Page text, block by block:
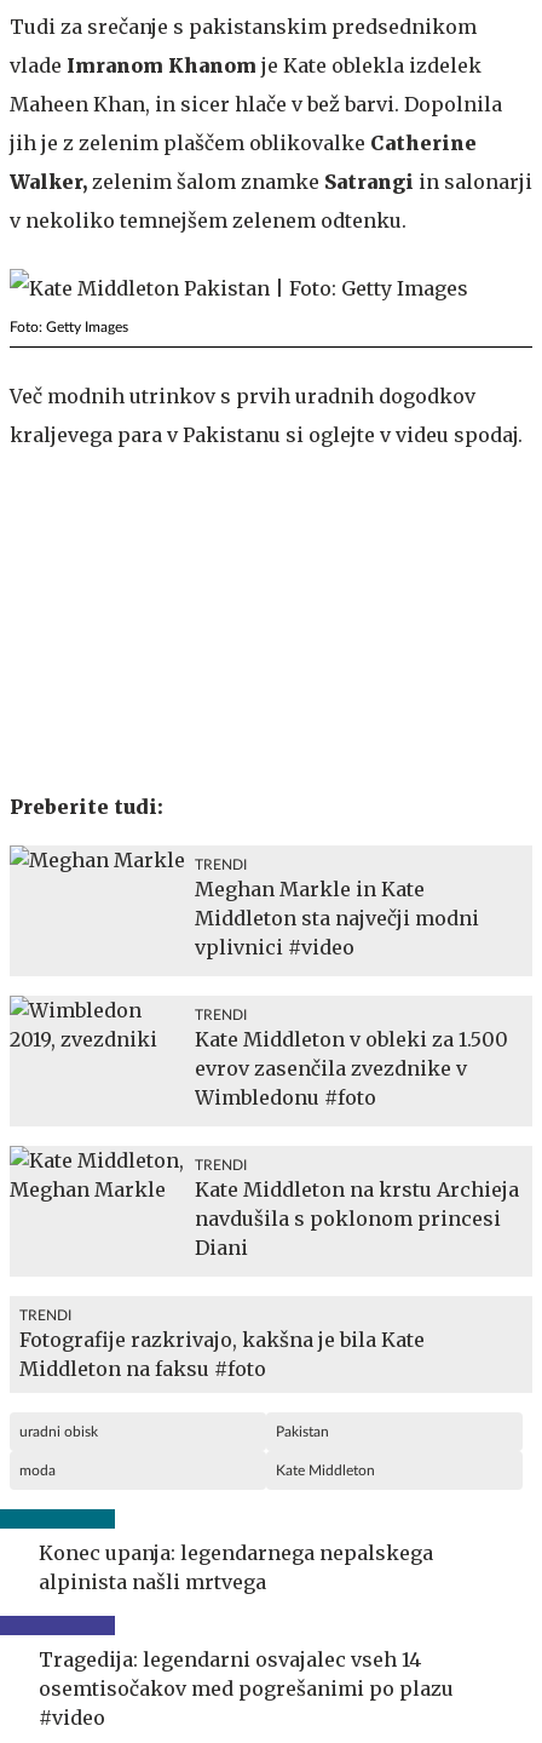
Tudi za srečanje s pakistanskim predsednikom
vlade Imranom Khanom je Kate oblekla izdelek
Maheen Khan, in sicer hlače v bež barvi. Dopolnila
jih je z zelenim plaščem oblikovalke Catherine
Walker, zelenim šalom znamke Satrangi in salonarji
v nekoliko temnejšem zelenem odtenku.
Foto: Getty Images
Več modnih utrinkov s prvih uradnih dogodkov
kraljevega para v Pakistanu si oglejte v videu spodaj.
Preberite tudi:
TRENDI
Meghan Markle in Kate
Middleton sta največji modni
vplivnici #video
TRENDI
Kate Middleton v obleki za 1.500
evrov zasenčila zvezdnike v
Wimbledonu #foto
TRENDI
Kate Middleton na krstu Archieja
navdušila s poklonom princesi
Diani
TRENDI
Fotografije razkrivajo, kakšna je bila Kate
Middleton na faksu #foto
uradni obisk Pakistan
moda Kate Middleton
Konec upanja: legendarnega nepalskega
alpinista našli mrtvega
Tragedija: legendarni osvajalec vseh 14
osemtisočakov med pogrešanimi po plazu
#video